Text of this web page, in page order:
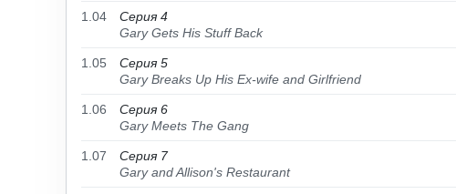
1.04
Серия 4
Gary Gets His Stuff Back
1.05
Серия 5
Gary Breaks Up His Ex-wife and Girlfriend
1.06
Серия 6
Gary Meets The Gang
1.07
Серия 7
Gary and Allison's Restaurant